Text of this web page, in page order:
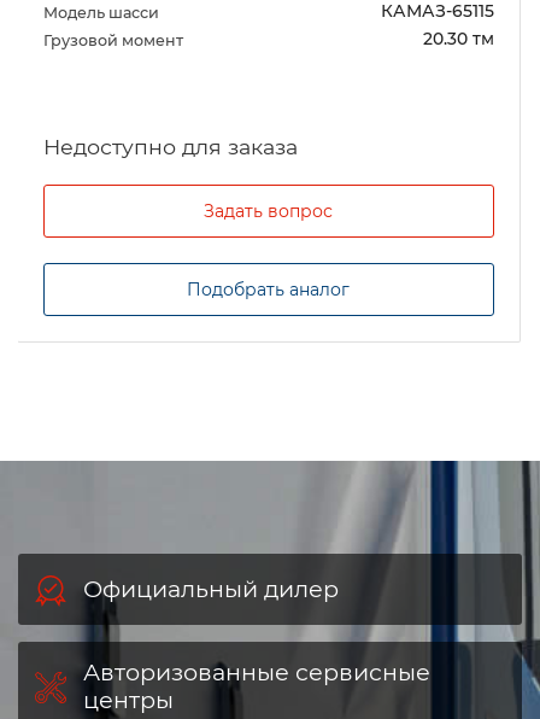
Модель шасси КАМАЗ-65115
Грузовой момент 20.30 тм
Задать вопрос
Подобрать аналог
Официальный дилер
Авторизованные сервисные
центры